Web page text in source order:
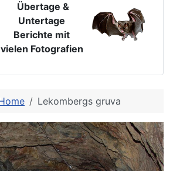
Übertage &
Untertage
Berichte mit
vielen Fotografien
Lekombergs gruva